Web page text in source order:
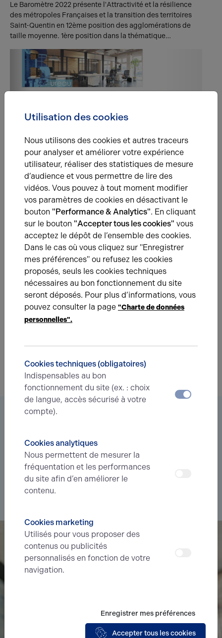
Le Baromètre 2022 présente l'Attractivité et la résilience
des métropoles Françaises et la transition des territoires
Saint-Quentin en 12ème position des agglomérations de
taille moyenne. 1ère position dans la thématique
La dernière édition de notre paquette Carré Rouge
est disponible
Retrouvez la dernière édition de notre plaquette Carré
Rouge: chiffres et points marchés, présentations de zones
d’activités, actualités sur l’immobilier d’entreprise,
sélection d’offres de bureaux, locaux d’activité et locaux
commerciaux...
Une question ?
Prenez contact avec nos experts pour vous
accompagner dans votre projet d’immobilier
d’entreprise.
Vous êtes à la recherche d’un bien
Déléguez votre projet à nos experts et soyez prévenus des
nouvelles offres enavant-premièrecorrespondant à votre
recherche.
Utilisation des cookies
Nous utilisons des cookies et autres traceurs
pour analyser et améliorer votre expérience
utilisateur, réaliser des statistiques de mesure
d’audience et vous permettre de lire des
vidéos. Vous pouvez à tout moment modifier
vos paramètres de cookies en désactivant le
bouton "Performance & Analytics". En cliquant
sur le bouton "Accepter tous les cookies" vous
acceptez le dépôt de l’ensemble des cookies.
Dans le cas où vous cliquez sur "Enregistrer
mes préférences" ou refusez les cookies
proposés, seuls les cookies techniques
nécessaires au bon fonctionnement du site
seront déposés. Pour plus d’informations, vous
pouvez consulter la page "Charte de données
personnelles".
Cookies techniques (obligatoires)
Indispensables au bon
fonctionnement du site (ex. : choix
de langue, accès sécurisé à votre
compte).
Cookies analytiques
Nous permettent de mesurer la
fréquentation et les performances
du site afin d’en améliorer le
contenu.
Cookies marketing
Utilisés pour vous proposer des
contenus ou publicités
personnalisés en fonction de votre
navigation.
Enregistrer mes préférences
Accepter tous les cookies